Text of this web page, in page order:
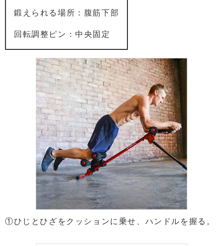
鍛えられる場所：腹筋下部
回転調整ピン：中央固定
①ひじとひざをクッションに乗せ、ハンドルを握る。